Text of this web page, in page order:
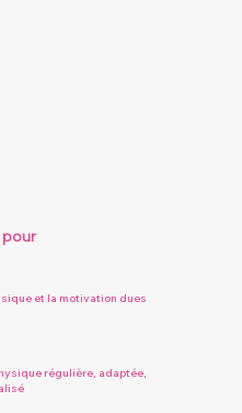
et la motivation dues
régulière, adaptée,